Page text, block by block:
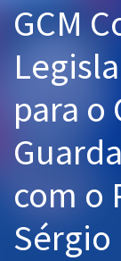
Cursos 20% OFF
Pós
OAB
Questões grátis
GCM
para o
com o
Sérgio